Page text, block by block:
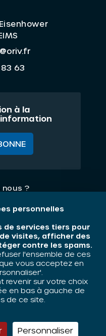
63
à la
nous ?
droits réservés
personnelles
de services tiers pour
visites, afficher des
contre les spams.
l'ensemble de ces
vous acceptez en
revenir sur votre choix
en bas à gauche de
de ce site.
Personnaliser